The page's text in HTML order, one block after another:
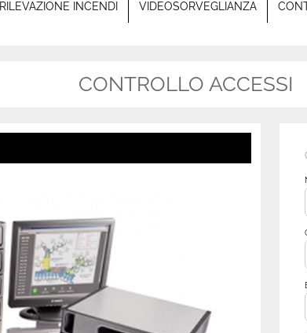
RILEVAZIONE INCENDI VIDEOSORVEGLIANZA
CONTROLLO ACCESSI